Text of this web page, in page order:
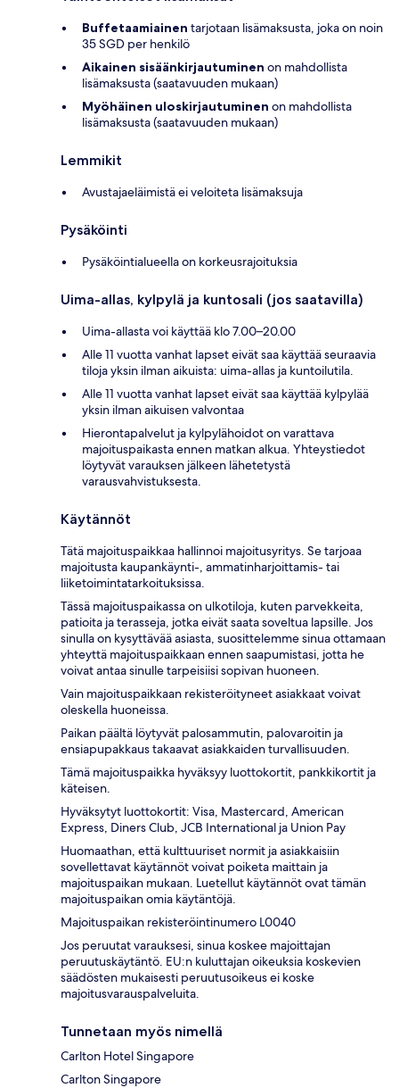
Buffetaamiainen tarjotaan lisämaksusta, joka on noin
35 SGD per henkilö
Aikainen sisäänkirjautuminen on mahdollista
lisämaksusta (saatavuuden mukaan)
Myöhäinen uloskirjautuminen on mahdollista
lisämaksusta (saatavuuden mukaan)
Lemmikit
Avustajaeläimistä ei veloiteta lisämaksuja
Pysäköinti
Pysäköintialueella on korkeusrajoituksia
Uima-allas, kylpylä ja kuntosali (jos saatavilla)
Uima-allasta voi käyttää klo 7.00–20.00
Alle 11 vuotta vanhat lapset eivät saa käyttää seuraavia
tiloja yksin ilman aikuista: uima-allas ja kuntoilutila.
Alle 11 vuotta vanhat lapset eivät saa käyttää kylpylää
yksin ilman aikuisen valvontaa
Hierontapalvelut ja kylpylähoidot on varattava
majoituspaikasta ennen matkan alkua. Yhteystiedot
löytyvät varauksen jälkeen lähetetystä
varausvahvistuksesta.
Käytännöt
Tätä majoituspaikkaa hallinnoi majoitusyritys. Se tarjoaa
majoitusta kaupankäynti-, ammatinharjoittamis- tai
liiketoimintatarkoituksissa.
Tässä majoituspaikassa on ulkotiloja, kuten parvekkeita,
patioita ja terasseja, jotka eivät saata soveltua lapsille. Jos
sinulla on kysyttävää asiasta, suosittelemme sinua ottamaan
yhteyttä majoituspaikkaan ennen saapumistasi, jotta he
voivat antaa sinulle tarpeisiisi sopivan huoneen.
Vain majoituspaikkaan rekisteröityneet asiakkaat voivat
oleskella huoneissa.
Paikan päältä löytyvät palosammutin, palovaroitin ja
ensiapupakkaus takaavat asiakkaiden turvallisuuden.
Tämä majoituspaikka hyväksyy luottokortit, pankkikortit ja
käteisen.
Hyväksytyt luottokortit: Visa, Mastercard, American
Express, Diners Club, JCB International ja Union Pay
Huomaathan, että kulttuuriset normit ja asiakkaisiin
sovellettavat käytännöt voivat poiketa maittain ja
majoituspaikan mukaan. Luetellut käytännöt ovat tämän
majoituspaikan omia käytäntöjä.
Majoituspaikan rekisteröintinumero L0040
Jos peruutat varauksesi, sinua koskee majoittajan
peruutuskäytäntö. EU:n kuluttajan oikeuksia koskevien
säädösten mukaisesti peruutusoikeus ei koske
majoitusvarauspalveluita.
Tunnetaan myös nimellä
Carlton Hotel Singapore
Carlton Singapore